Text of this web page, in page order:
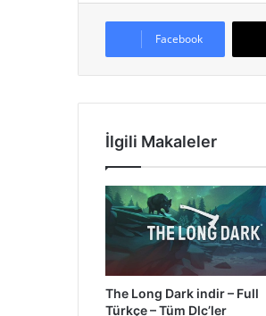
Facebook
İlgili Makaleler
The Long Dark indir – Full
Türkçe – Tüm Dlc’ler